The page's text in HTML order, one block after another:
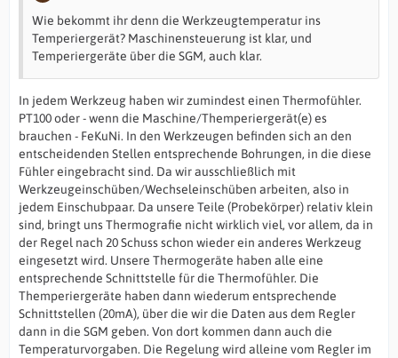
Wie bekommt ihr denn die Werkzeugtemperatur ins
Temperiergerät? Maschinensteuerung ist klar, und
Temperiergeräte über die SGM, auch klar.
In jedem Werkzeug haben wir zumindest einen Thermofühler.
PT100 oder - wenn die Maschine/Themperiergerät(e) es
brauchen - FeKuNi. In den Werkzeugen befinden sich an den
entscheidenden Stellen entsprechende Bohrungen, in die diese
Fühler eingebracht sind. Da wir ausschließlich mit
Werkzeugeinschüben/Wechseleinschüben arbeiten, also in
jedem Einschubpaar. Da unsere Teile (Probekörper) relativ klein
sind, bringt uns Thermografie nicht wirklich viel, vor allem, da in
der Regel nach 20 Schuss schon wieder ein anderes Werkzeug
eingesetzt wird. Unsere Thermogeräte haben alle eine
entsprechende Schnittstelle für die Thermofühler. Die
Themperiergeräte haben dann wiederum entsprechende
Schnittstellen (20mA), über die wir die Daten aus dem Regler
dann in die SGM geben. Von dort kommen dann auch die
Temperaturvorgaben. Die Regelung wird alleine vom Regler im